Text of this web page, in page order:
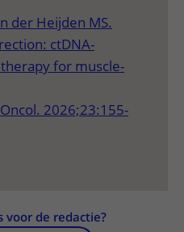
der Heijden MS.
ctDNA-
for muscle-
2026;23:155-
voor de redactie?